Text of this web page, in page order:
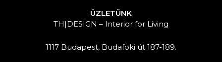
ÜZLETÜNK
TH|DESIGN – Interior for Living
1117 Budapest, Budafoki út 187-189.